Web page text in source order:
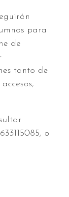
para
de
tanto de
o